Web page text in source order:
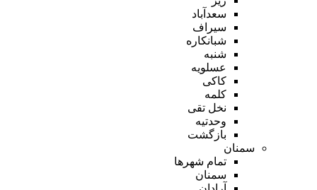
سعدآباد
سیراف
شبانکاره
شنبه
عسلویه
کاکی
کلمه
نخل تقی
وحدتیه
بازگشت
سمنان
تمام شهر‌ها
سمنان